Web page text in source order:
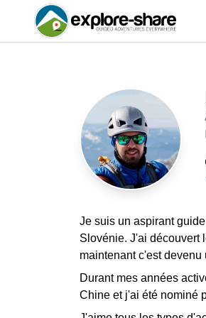
Je suis un aspirant
Slovénie. J'ai découvert
maintenant c'est devenu
Durant mes années
Chine et j'ai été nominé